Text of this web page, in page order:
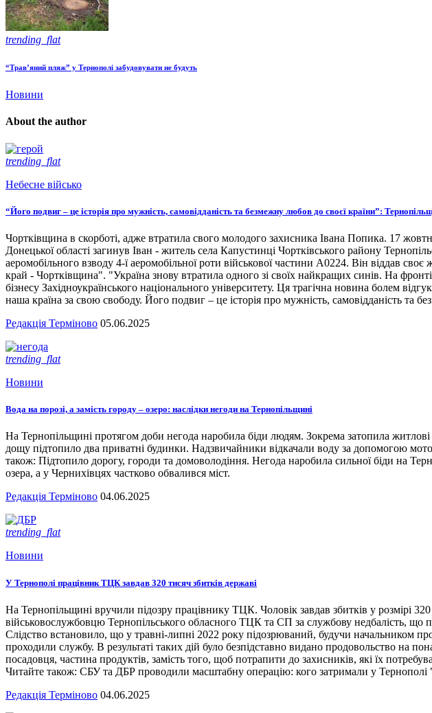
trending_flat
“Трав’яний пляж” у Тернополі забудовувати не будуть
Новини
About the author
trending_flat
Небесне військо
“Його подвиг – це історія про мужність, самовідданість та безмежну любов до своєї країни”:
Чортківщина в скорботі, адже втратила свого молодого захисника Івана Попика. 17
Донецької області загинув Іван - житель села Капустинці Чортківського району
аеромобільного взводу 4-ї аеромобільної роти військової частини А0224. Він віддав
край - Чортківщина". "Україна знову втратила одного зі своїх найкращих синів. На
бізнесу Західноукраїнського національного університету. Ця трагічна новина болем
наша країна за свою свободу. Його подвиг – це історія про мужність, самовідданість
Редакція Терміново 05.06.2025
trending_flat
Новини
Вода на порозі, а замість городу – озеро: наслідки негоди на Тернопільщині
На Тернопільщині протягом доби негода наробила біди людям. Зокрема затопила
дощу підтопило два приватні будинки. Надзвичайники відкачали воду за допомогою
також: Підтопило дорогу, городи та домоволодіння. Негода наробила сильної біди на
озера, а у Чернихівцях частково обвалився міст.
Редакція Терміново 04.06.2025
trending_flat
Новини
У Тернополі працівник ТЦК завдав 320 тисяч збитків державі
На Тернопільщині вручили підозру працівнику ТЦК. Чоловік завдав збитків у розмірі
військовослужбовцю Тернопільського обласного ТЦК та СП за службову недбалість, що
Слідство встановило, що у травні-липні 2022 року підозрюваний, будучи начальником
проходили службу. В результаті таких дій було безпідставно видано продовольство на
посадовця, частина продуктів, замість того, щоб потрапити до захисників, які їх
Читайте також: СБУ та ДБР проводили масштабну операцію: кого затримали у Тернополі
Редакція Терміново 04.06.2025